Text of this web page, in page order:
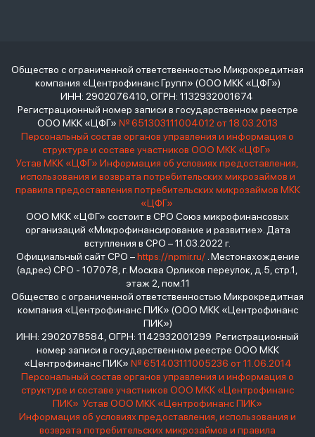
Общество с ограниченной ответственностью Микрокредитная
компания «Центрофинанс Групп» (ООО МКК «ЦФГ»)
ИНН: 2902076410, ОГРН: 1132932001674
Регистрационный номер записи в государственном реестре
ООО МКК «ЦФГ» № 651303111004012 от 18.03.2013
Персональный состав органов управления и информация о
структуре и составе участников ООО МКК «ЦФГ»
Устав МКК «ЦФГ» Информация об условиях предоставления,
использования и возврата потребительских микрозаймов и
правила предоставления потребительских микрозаймов МКК
«ЦФГ»
ООО МКК «ЦФГ» состоит в СРО Союз микрофинансовых
организаций «Микрофинансирование и развитие». Дата
вступления в СРО – 11.03.2022 г.
Официальный сайт СРО –https://npmir.ru/. Местонахождение
(адрес) СРО - 107078, г. Москва Орликов переулок, д.5, стр.1,
этаж 2, пом.11
Общество с ограниченной ответственностью Микрокредитная
компания «Центрофинанс ПИК» (ООО МКК «Центрофинанс
ПИК»)
ИНН: 2902078584, ОГРН: 1142932001299 Регистрационный
номер записи в государственном реестре ООО МКК
«Центрофинанс ПИК» № 651403111005236 от 11.06.2014
Персональный состав органов управления и информация о
структуре и составе участников ООО МКК «Центрофинанс
ПИК» Устав ООО МКК «Центрофинанс ПИК»
Информация об условиях предоставления, использования и
возврата потребительских микрозаймов и правила